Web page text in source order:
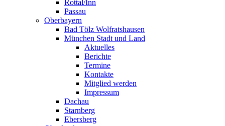
Rottal/Inn
Passau
Oberbayern
Bad Tölz Wolfratshausen
München Stadt und Land
Aktuelles
Berichte
Termine
Kontakte
Mitglied werden
Impressum
Dachau
Starnberg
Ebersberg